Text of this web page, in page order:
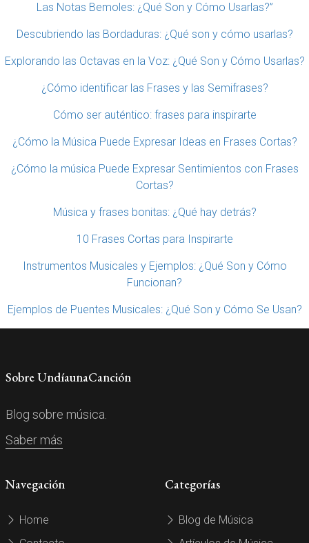
Las Notas Bemoles: ¿Qué Son y Cómo Usarlas?”
Descubriendo las Bordaduras: ¿Qué son y cómo usarlas?
Explorando las Octavas en la Voz: ¿Qué Son y Cómo Usarlas?
¿Cómo identificar las Frases y las Semifrases?
Cómo ser auténtico: frases para inspirarte
¿Cómo la Música Puede Expresar Ideas en Frases Cortas?
¿Cómo la música Puede Expresar Sentimientos con Frases
Cortas?
Música y frases bonitas: ¿Qué hay detrás?
10 Frases Cortas para Inspirarte
Instrumentos Musicales y Ejemplos: ¿Qué Son y Cómo
Funcionan?
Ejemplos de Puentes Musicales: ¿Qué Son y Cómo Se Usan?
Sobre UndíaunaCanción
Blog sobre música.
Saber más
Navegación
Home
Categorías
Blog de Música